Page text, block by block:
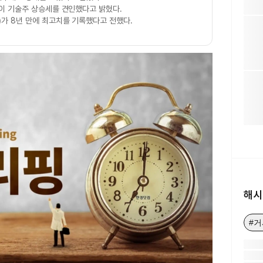
기술주 상승세를 견인했다고 밝혔다.
가 8년 만에 최고치를 기록했다고 전했다.
해
#